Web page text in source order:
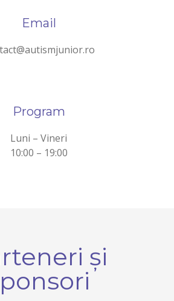
Email
Program
Luni – Vineri
10:00 – 19:00
și